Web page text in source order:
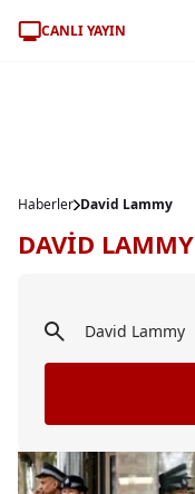
CANLI YAYIN
Haberler David Lammy
DAVİD